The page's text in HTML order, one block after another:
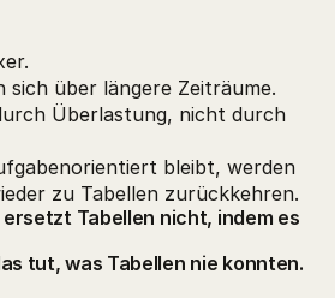
sich über längere Zeiträume.
Überlastung, nicht durch
bleibt, werden
zu Tabellen zurückkehren.
Tabellen nicht, indem es
tut, was Tabellen nie konnten.